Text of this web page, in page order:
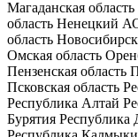
Магаданская область
область Ненецкий
область
Омская область
Пензенская область
Псковская область
Республика Алтай
Бурятия Республика